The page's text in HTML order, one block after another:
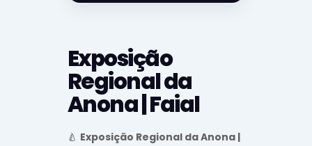
Exposição
Regional da
Anona | Faial
🍐 Exposição Regional da Anona |